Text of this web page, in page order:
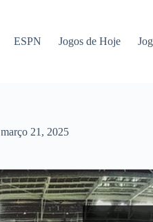
ESPN Jogos de Hoje
março 21, 2025